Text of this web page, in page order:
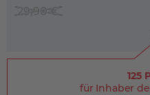
125
für Inhaber